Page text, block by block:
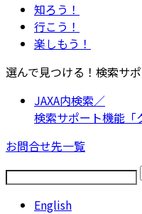
知ろう！
行こう！
楽しもう！
選んで見つける！検索サ
JAXA内検索／
検索サポート機能「
お問合せ先一覧
English